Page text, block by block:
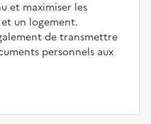
et maximiser les
un logement.
de transmettre
personnels aux